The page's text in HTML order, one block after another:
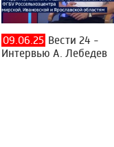
09.06.25 Вести 24 -
Интервью А. Лебедев